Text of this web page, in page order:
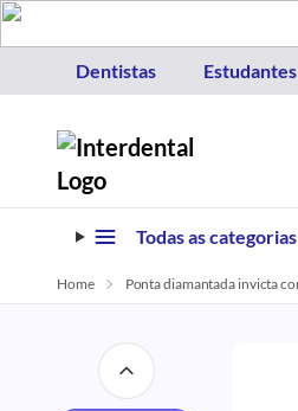
Dentistas Estudantes
Todas as categorias
Home